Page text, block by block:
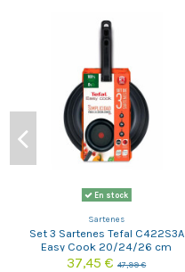
En stock
Sartenes
Set 3 Sartenes Tefal C422S3A
Easy Cook 20/24/26 cm
37,45 €47,99 €